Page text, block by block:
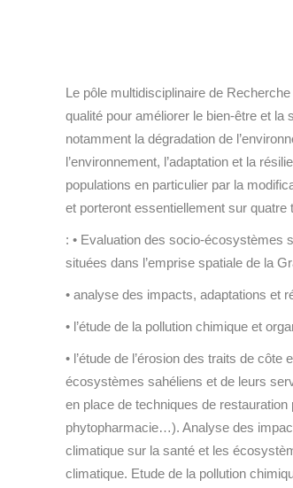
Le pôle multidisciplinaire de
qualité pour améliorer le bien-être et
notamment la dégradation de
l’environnement, l’adaptation et la
populations en particulier par la
et porteront essentiellement sur
: • Evaluation des socio-écosystèmes
situées dans l’emprise spatiale de la
• analyse des impacts, adaptations et
• l’étude de la pollution chimique et
• l’étude de l’érosion des traits de
écosystèmes sahéliens et de leurs
en place de techniques de
phytopharmacie…). Analyse des
climatique sur la santé et les
climatique. Etude de la pollution